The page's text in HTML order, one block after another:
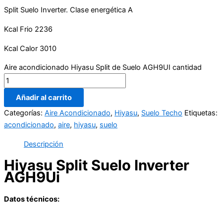
Split Suelo Inverter. Clase energética A
Kcal Frio 2236
Kcal Calor 3010
Aire acondicionado Hiyasu Split de Suelo AGH9UI cantidad
Añadir al carrito
Categorías: Aire Acondicionado, Hiyasu, Suelo Techo Etiquetas:
acondicionado, aire, hiyasu, suelo
Descripción
Hiyasu Split Suelo Inverter
AGH9Ui
Datos técnicos: